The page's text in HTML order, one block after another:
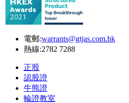
電郵:warrants@gtjas.com.hk
熱線:2782 7288
正股
認股證
牛熊證
輪證教室